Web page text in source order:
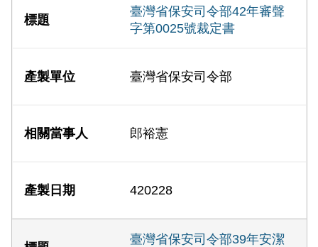
臺灣省保安司令部42年審聲
字第0025號裁定書
臺灣省保安司令部
郎裕憲
420228
臺灣省保安司令部39年安潔